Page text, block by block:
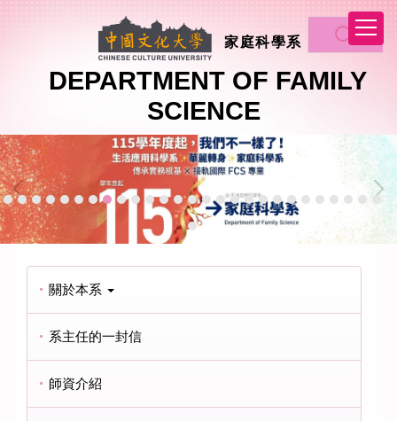
家庭科學系
DEPARTMENT OF FAMILY
SCIENCE
關於本系
系主任的一封信
師資介紹